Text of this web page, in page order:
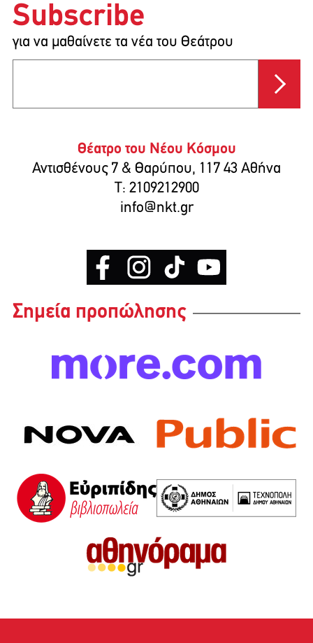
Θέατρο του Νέου Κόσμου
Αντισθένους 7 & Θαρύπου, 117 43 Αθήνα
T: 2109212900
info@nkt.gr
Subscribe
για να μαθαίνετε τα νέα του Θεάτρου
Σημεία προπώλησης